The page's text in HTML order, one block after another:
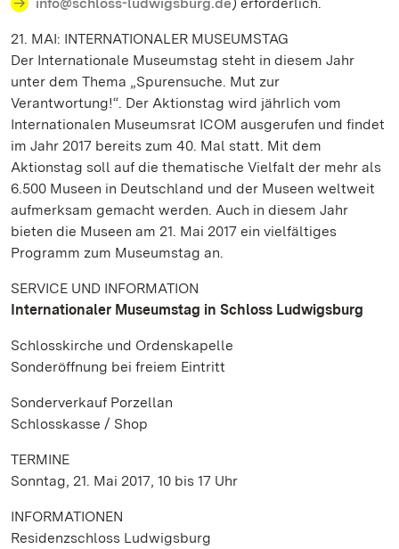
21. MAI: INTERNATIONALER MUSEUMSTAG
Der Internationale Museumstag steht in diesem Jahr
unter dem Thema „Spurensuche. Mut zur
Verantwortung!“. Der Aktionstag wird jährlich vom
Internationalen Museumsrat ICOM ausgerufen und findet
im Jahr 2017 bereits zum 40. Mal statt. Mit dem
Aktionstag soll auf die thematische Vielfalt der mehr als
6.500 Museen in Deutschland und der Museen weltweit
aufmerksam gemacht werden. Auch in diesem Jahr
bieten die Museen am 21. Mai 2017 ein vielfältiges
Programm zum Museumstag an.
SERVICE UND INFORMATION
Internationaler Museumstag in Schloss Ludwigsburg
Schlosskirche und Ordenskapelle
Sonderöffnung bei freiem Eintritt
Sonderverkauf Porzellan
Schlosskasse / Shop
TERMINE
Sonntag, 21. Mai 2017, 10 bis 17 Uhr
INFORMATIONEN
Residenzschloss Ludwigsburg